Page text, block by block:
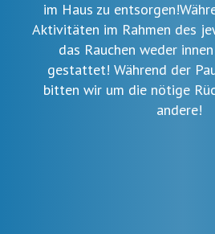
im Haus zu
Aktivitäten im Rahmen des
das Rauchen weder
gestattet! Während der
bitten wir um die nötige
andere!